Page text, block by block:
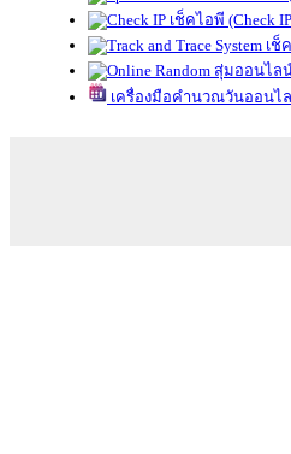
เช็คไอพี (Check
เช็
สุ่มออนไล
เครื่องมือคำนวณวันออนไ